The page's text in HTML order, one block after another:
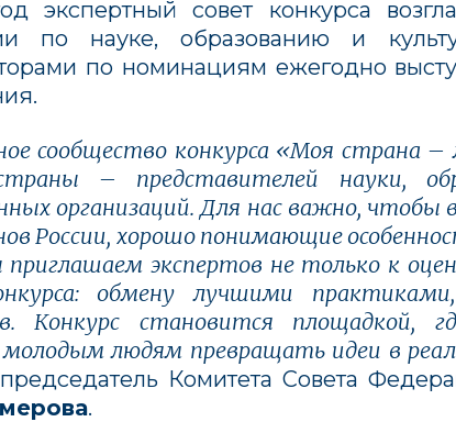
экспертный совет конкурса
по науке, образованию и
по номинациям ежегодно
сообщество конкурса «Моя страна –
– представителей науки,
организаций. Для нас важно, чтобы
России, хорошо понимающие
экспертов не только к
обмену лучшими
Конкурс становится площадкой,
людям превращать идеи в
Комитета Совета
.